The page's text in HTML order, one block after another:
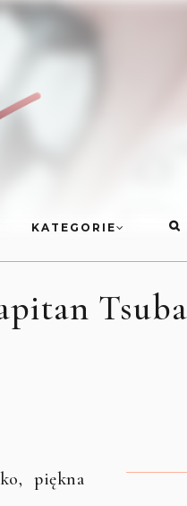
KATEGORIE
piękna